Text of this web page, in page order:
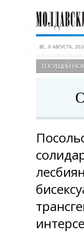
ВС, 9 АВГУСТА,
ТЕКУЩИЙ